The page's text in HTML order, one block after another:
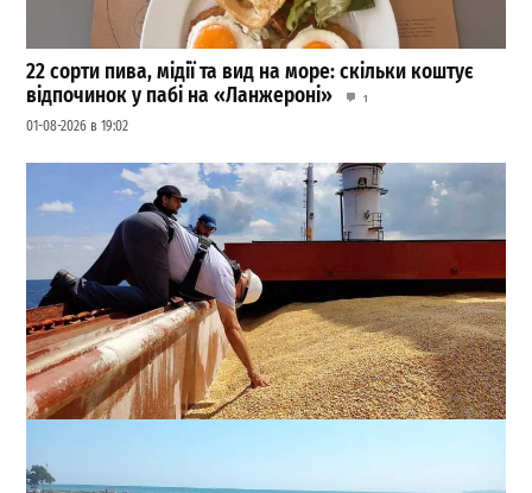
22 сорти пива, мідії та вид на море: скільки коштує
відпочинок у пабі на «Ланжероні»
1
01-08-2026 в 19:02
екстрено знизив експортні ціни на зерно